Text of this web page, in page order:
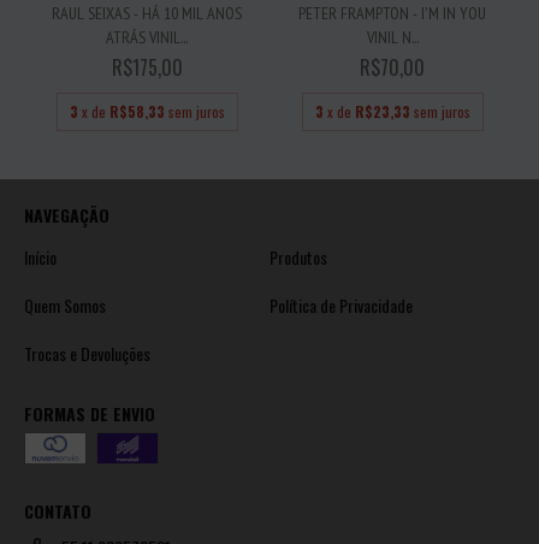
RAUL SEIXAS - HÁ 10 MIL ANOS
ATRÁS VINIL...
R$175,00
3 x de R$58,33 sem juros
PETER FRAMPTON - I'M IN YOU
VINIL N...
R$70,00
3 x de R$23,33 sem juros
NAVEGAÇÃO
Início
Produtos
Quem Somos
Política de Privacidade
Trocas e Devoluções
FORMAS DE ENVIO
CONTATO